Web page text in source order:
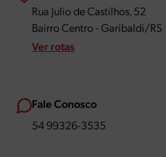
Rua Julio de Castilhos, 52
Bairro Centro - Garibaldi/RS
Ver rotas
Fale Conosco
54 99326-3535